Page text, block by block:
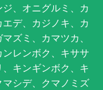
、オニグルミ、カ
デ、カジノキ、カ
ズミ、カマツカ、
レンボク、キササ
キンギンボク、キ
シデ、クマノミズ